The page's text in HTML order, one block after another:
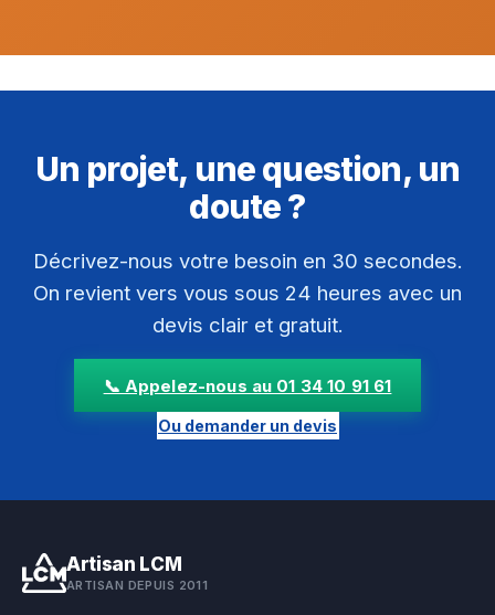
Un projet, une question, un
doute ?
Décrivez-nous votre besoin en 30 secondes.
On revient vers vous sous 24 heures avec un
devis clair et gratuit.
📞 Appelez-nous au 01 34 10 91 61
Ou demander un devis
Artisan LCM
ARTISAN DEPUIS 2011